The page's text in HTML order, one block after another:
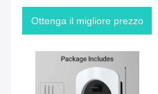
Ottenga il migliore prezzo